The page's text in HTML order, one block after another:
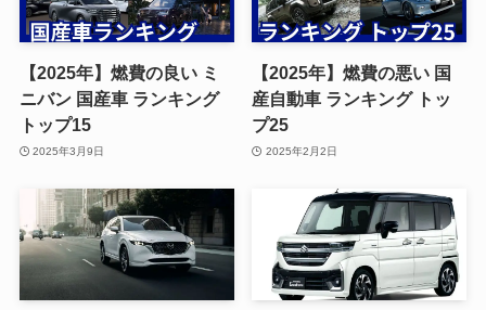
【2025年】燃費の良い ミ
ニバン 国産車 ランキング
トップ15
2025年3月9日
【2025年】燃費の悪い 国
産自動車 ランキング トッ
プ25
2025年2月2日